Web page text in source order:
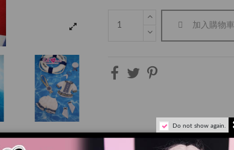
加入購物車
Do not show again.